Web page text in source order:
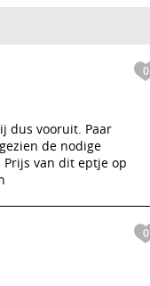
0
dus vooruit. Paar
de nodige
van dit eptje op
0